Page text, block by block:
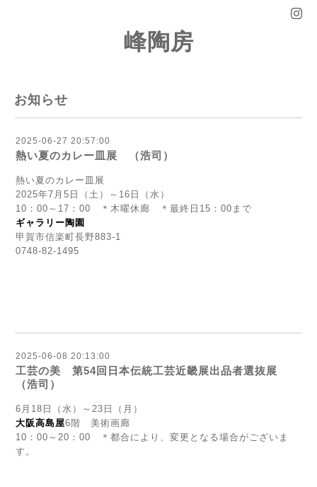
峰陶房
お知らせ
2025-06-27 20:57:00
熱い夏のカレー皿展 （浩司）
熱い夏のカレー皿展
2025年7月5日（土）～16日（水）
10：00～17：00 ＊木曜休廊 ＊最終日15：00まで
ギャラリー陶園
甲賀市信楽町長野883-1
0748-82-1495
2025-06-08 20:13:00
工芸の美 第54回日本伝統工芸近畿展出品者選抜展
（浩司）
6月18日（水）～23日（月）
大阪高島屋6階 美術画廊
10：00～20：00 ＊都合により、変更となる場合がございま
す。